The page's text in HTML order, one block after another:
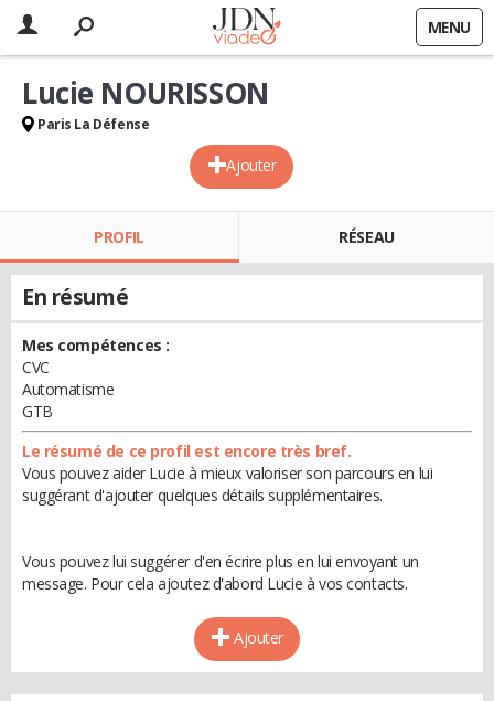
MENU
Ajouter
Lucie NOURISSON
Paris La Défense
PROFIL RÉSEAU
En résumé
Mes compétences :
CVC
Automatisme
GTB
Le résumé de ce profil est encore très bref.
Vous pouvez aider Lucie à mieux valoriser son parcours en lui
suggérant d'ajouter quelques détails supplémentaires.
Vous pouvez lui suggérer d'en écrire plus en lui envoyant un
message. Pour cela ajoutez d'abord Lucie à vos contacts.
Ajouter